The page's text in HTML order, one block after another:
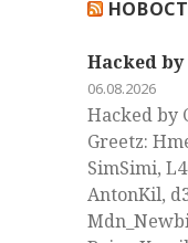
:
Hacked by
06.08.2026
Hacked by
Greetz:
SimSimi,
AntonKil,